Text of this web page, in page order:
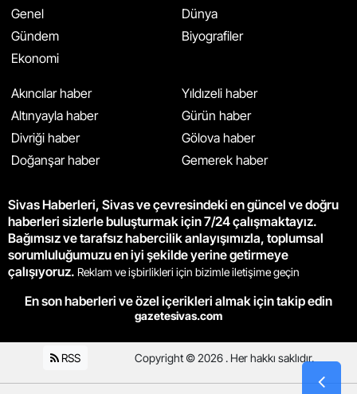
Genel
Gündem
Ekonomi
Dünya
Biyografiler
Akıncılar haber
Altınyayla haber
Divriği haber
Doğanşar haber
Yıldızeli haber
Gürün haber
Gölova haber
Gemerek haber
Sivas Haberleri, Sivas ve çevresindeki en güncel ve doğru
haberleri sizlerle buluşturmak için 7/24 çalışmaktayız.
Bağımsız ve tarafsız habercilik anlayışımızla, toplumsal
sorumluluğumuzu en iyi şekilde yerine getirmeye
çalışıyoruz. Reklam ve işbirlikleri için bizimle iletişime geçin
En son haberleri ve özel içerikleri almak için takip edin
gazetesivas.com
RSS Copyright © 2026 . Her hakkı saklıdır.